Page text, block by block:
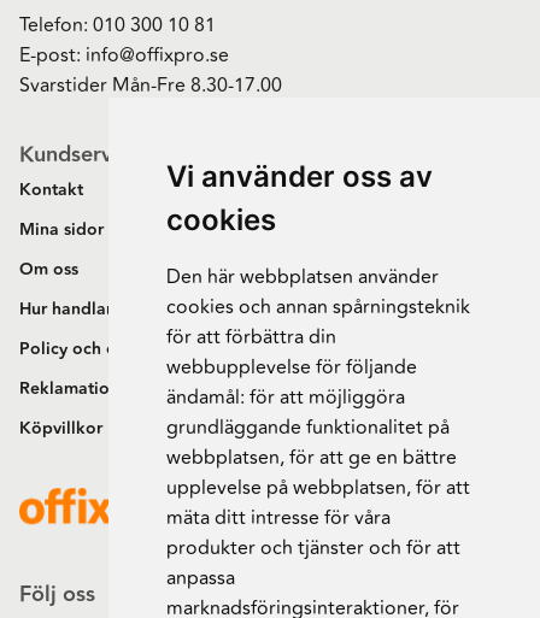
Vi använder oss av
cookies
Den här webbplatsen använder
cookies och annan spårningsteknik
för att förbättra din
webbupplevelse för följande
ändamål: för att möjliggöra
grundläggande funktionalitet på
webbplatsen,för att ge en bättre
upplevelse på webbplatsen,för att
mäta ditt intresse för våra
produkter och tjänster och för att
anpassa
marknadsföringsinteraktioner,för
Telefon: 010 300 10 81
E-post: info@offixpro.se
Svarstider Mån-Fre 8.30-17.00
Kundservice
Kontakt
Mina sidor
Om oss
Hur handlar jag?
Policy och cookies
Reklamation och retur
Köpvillkor
Följ oss